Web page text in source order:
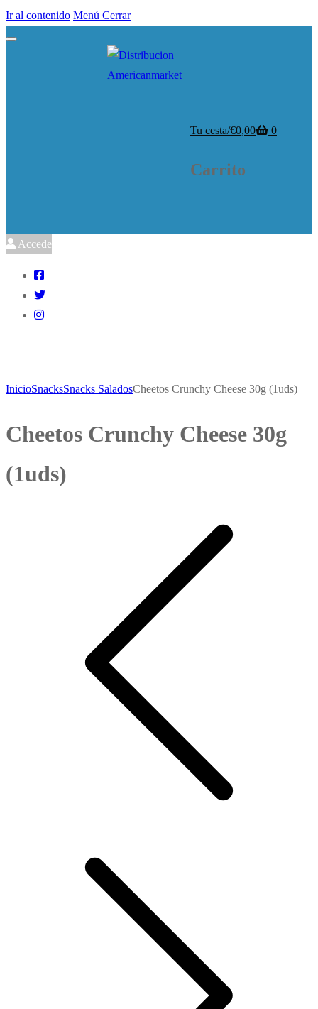
Ir al contenido Menú Cerrar
Tu cesta/€0,00 0
Carrito
Accede
InicioSnacksSnacks SaladosCheetos Crunchy Cheese 30g (1uds)
Cheetos Crunchy Cheese 30g
(1uds)